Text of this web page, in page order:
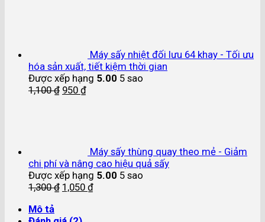
Máy sấy nhiệt đối lưu 64 khay - Tối ưu
hóa sản xuất, tiết kiệm thời gian
Được xếp hạng 5.00 5 sao
1,100₫ 950 ₫
Máy sấy thùng quay theo mẻ - Giảm
chi phí và nâng cao hiệu quả sấy
Được xếp hạng 5.00 5 sao
1,300₫ 1,050 ₫
Mô tả